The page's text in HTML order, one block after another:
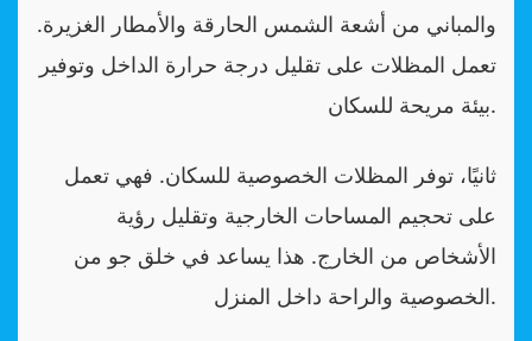
والمباني من أشعة الشمس الحارقة والأمطار الغزيرة.
تعمل المظلات على تقليل درجة حرارة الداخل وتوفير
بيئة مريحة للسكان.
ثانيًا، توفر المظلات الخصوصية للسكان. فهي تعمل
على تحجيم المساحات الخارجية وتقليل رؤية
الأشخاص من الخارج. هذا يساعد في خلق جو من
الخصوصية والراحة داخل المنزل.